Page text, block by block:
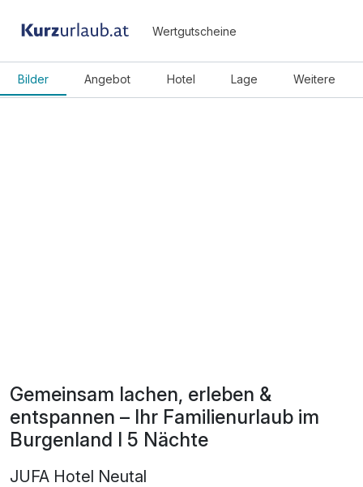
Wertgutscheine
Bilder Angebot Hotel Lage Weitere
Gemeinsam lachen, erleben &
entspannen – Ihr Familienurlaub im
Burgenland I 5 Nächte
JUFA Hotel Neutal